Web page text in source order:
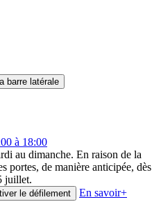
barre latérale
à 18:00
au dimanche. En raison de la
portes, de manière anticipée, dès
juillet.
le défilement En savoir+